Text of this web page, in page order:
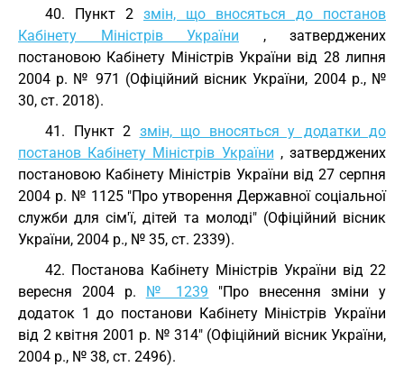
40. Пункт 2 змін, що вносяться до постанов
Кабінету Міністрів України , затверджених
постановою Кабінету Міністрів України від 28 липня
2004 р. № 971 (Офіційний вісник України, 2004 р., №
30, ст. 2018).
41. Пункт 2 змін, що вносяться у додатки до
постанов Кабінету Міністрів України , затверджених
постановою Кабінету Міністрів України від 27 серпня
2004 р. № 1125 "Про утворення Державної соціальної
служби для сім'ї, дітей та молоді" (Офіційний вісник
України, 2004 р., № 35, ст. 2339).
42. Постанова Кабінету Міністрів України від 22
вересня 2004 р. № 1239 "Про внесення зміни у
додаток 1 до постанови Кабінету Міністрів України
від 2 квітня 2001 р. № 314" (Офіційний вісник України,
2004 р., № 38, ст. 2496).